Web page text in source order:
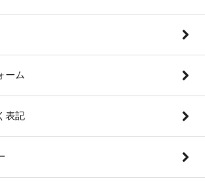
ーム
表記